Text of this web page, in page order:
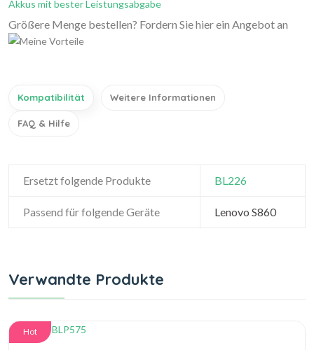
Akkus mit bester Leistungsabgabe
Größere Menge bestellen? Fordern Sie hier ein Angebot an
Kompatibilität Weitere Informationen
FAQ & Hilfe
Ersetzt folgende Produkte BL226
Passend für folgende Geräte Lenovo S860
Verwandte Produkte
Hot